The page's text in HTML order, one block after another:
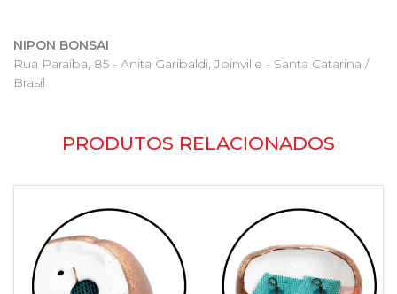
NIPON BONSAI
Rua Paraíba, 85 - Anita Garibaldi, Joinville - Santa Catarina /
Brasil
PRODUTOS RELACIONADOS